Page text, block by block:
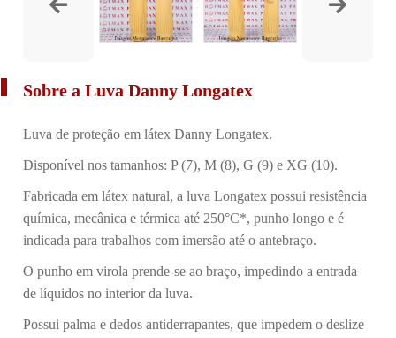
Sobre a Luva Danny Longatex
Luva de proteção em látex Danny Longatex.
Disponível nos tamanhos: P (7), M (8), G (9) e XG (10).
Fabricada em látex natural, a luva Longatex possui resistência
química, mecânica e térmica até 250°C*, punho longo e é
indicada para trabalhos com imersão até o antebraço.
O punho em virola prende-se ao braço, impedindo a entrada
de líquidos no interior da luva.
Possui palma e dedos antiderrapantes, que impedem o deslize